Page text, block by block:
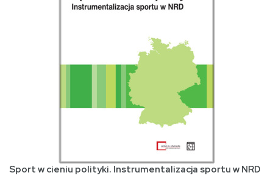
Sport w cieniu polityki. Instrumentalizacja sportu w NRD